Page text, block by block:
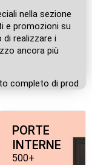
nella sezione
e promozioni su
realizzare i
ancora più
completo di prod
PORTE
INTERNE
500+